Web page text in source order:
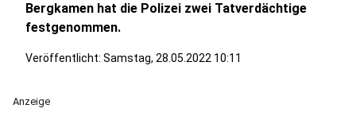
Bergkamen hat die Polizei zwei Tatverdächtige
festgenommen.
Veröffentlicht: Samstag, 28.05.2022 10:11
Anzeige